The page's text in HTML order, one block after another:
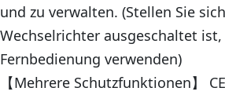
und zu verwalten. (Stellen Sie
Wechselrichter ausgeschaltet ist,
Fernbedienung verwenden)
【Mehrere Schutzfunktionen】